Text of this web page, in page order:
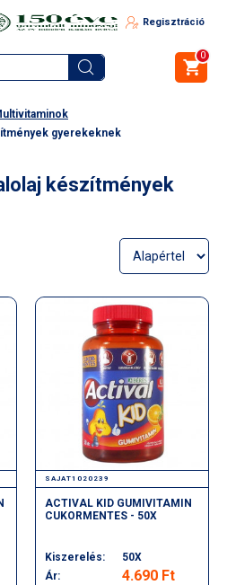
Regisztráció
0
gyerekeknek
készítmények
SAJAT1020239
ACTIVAL KID GUMIVITAMIN
CUKORMENTES - 50X
Kiszerelés:
50X
Ár:
4.690 Ft